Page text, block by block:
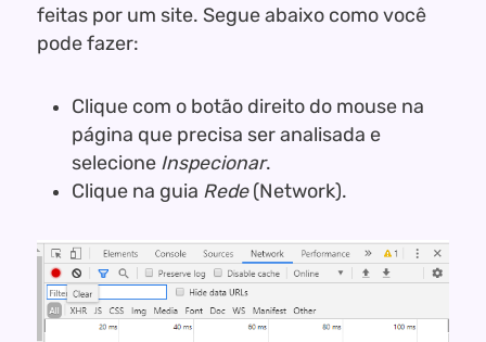
feitas por um site. Segue abaixo como você
pode fazer:
Clique com o botão direito do mouse na
página que precisa ser analisada e
selecione Inspecionar.
Clique na guia Rede(Network).